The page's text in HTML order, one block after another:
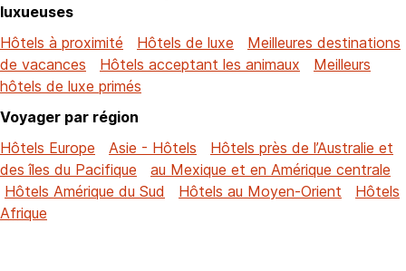
luxueuses
Hôtels à proximité
Hôtels de luxe
Meilleures destinations
de vacances
Hôtels acceptant les animaux
Meilleurs
hôtels de luxe primés
Voyager par région
Hôtels Europe
Asie - Hôtels
Hôtels près de l’Australie et
des îles du Pacifique
au Mexique et en Amérique centrale
Hôtels Amérique du Sud
Hôtels au Moyen-Orient
Hôtels
Afrique